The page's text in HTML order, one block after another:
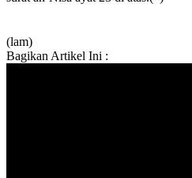
(lam)
Bagikan Artikel Ini :